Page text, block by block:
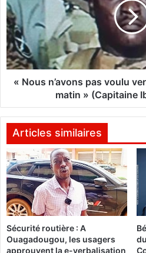
c
l
e
f
e
u
n
s
n
’
a
u
r
o
n
u
s
n
’
a
v
s
p
s
v
o
u
l
u
v
e
r
« Nous n’avons pas voulu
matin » (Capitaine
Articles similaires
Sécurité routière : A
Ouagadougou, les usagers
approuvent la e-verbalisation